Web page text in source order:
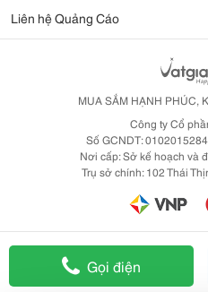
Gọi điện
Liên hệ Quảng Cáo
MUA SẮM HẠNH PHÚC,
Công ty Cổ
Số GCNDT:
Nơi cấp: Sở kế hoạch và
Trụ sở chính: 102 Thái